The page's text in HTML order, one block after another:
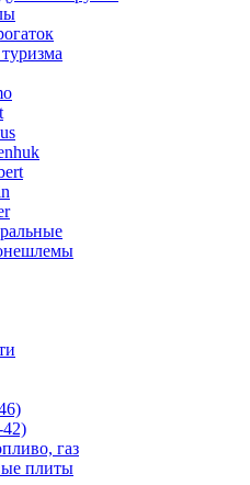
газ
плиты